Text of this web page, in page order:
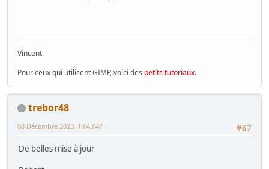
Vincent.
Pour ceux qui utilisent GIMP, voici des petits tutoriaux.
trebor48
#67
08 Décembre 2023, 10:43:47
De belles mise à jour